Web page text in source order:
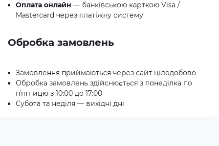
Оплата онлайн — банківською карткою Visa /
Mastercard через платіжну систему
Обробка замовлень
Замовлення приймаються через сайт цілодобово
Обробка замовлень здійснюється з понеділка по
пʼятницю з 10:00 до 17:00
Субота та неділя — вихідні дні